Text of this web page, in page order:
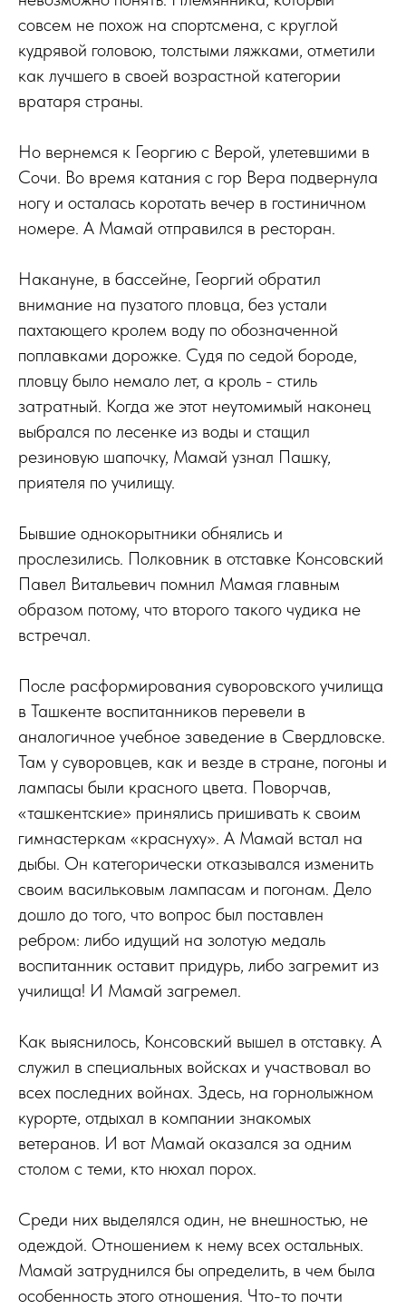
совсем не похож на спортсмена, с круглой
кудрявой головою, толстыми ляжками, отметили
как лучшего в своей возрастной категории
вратаря страны.
Но вернемся к Георгию с Верой, улетевшими в
Сочи. Во время катания с гор Вера подвернула
ногу и осталась коротать вечер в гостиничном
номере. А Мамай отправился в ресторан.
Накануне, в бассейне, Георгий обратил
внимание на пузатого пловца, без устали
пахтающего кролем воду по обозначенной
поплавками дорожке. Судя по седой бороде,
пловцу было немало лет, а кроль - стиль
затратный. Когда же этот неутомимый наконец
выбрался по лесенке из воды и стащил
резиновую шапочку, Мамай узнал Пашку,
приятеля по училищу.
Бывшие однокорытники обнялись и
прослезились. Полковник в отставке Консовский
Павел Витальевич помнил Мамая главным
образом потому, что второго такого чудика не
встречал.
После расформирования суворовского училища
в Ташкенте воспитанников перевели в
аналогичное учебное заведение в Свердловске.
Там у суворовцев, как и везде в стране, погоны и
лампасы были красного цвета. Поворчав,
«ташкентские» принялись пришивать к своим
гимнастеркам «краснуху». А Мамай встал на
дыбы. Он категорически отказывался изменить
своим васильковым лампасам и погонам. Дело
дошло до того, что вопрос был поставлен
ребром: либо идущий на золотую медаль
воспитанник оставит придурь, либо загремит из
училища! И Мамай загремел.
Как выяснилось, Консовский вышел в отставку. А
служил в специальных войсках и участвовал во
всех последних войнах. Здесь, на горнолыжном
курорте, отдыхал в компании знакомых
ветеранов. И вот Мамай оказался за одним
столом с теми, кто нюхал порох.
Среди них выделялся один, не внешностью, не
одеждой. Отношением к нему всех остальных.
Мамай затруднился бы определить, в чем была
особенность этого отношения. Что-то почти